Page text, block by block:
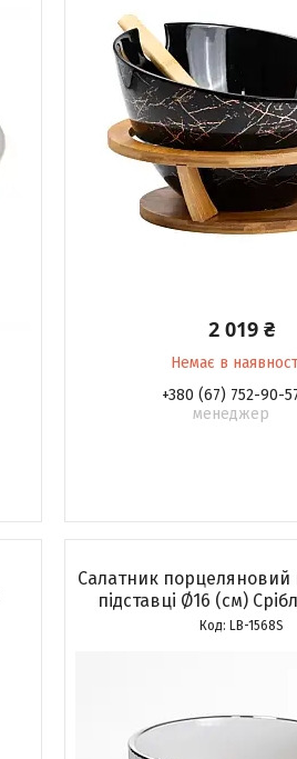
2 019 ₴
Немає в
+380 (67) 752-90-
менеджер
Салатник порцеляновий
підставці Ø16 (см)
LB-1568S